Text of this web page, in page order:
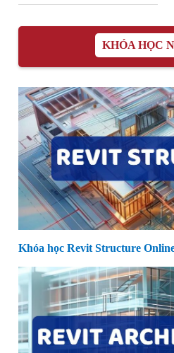
KHÓA HỌC
Khóa học Revit Structure